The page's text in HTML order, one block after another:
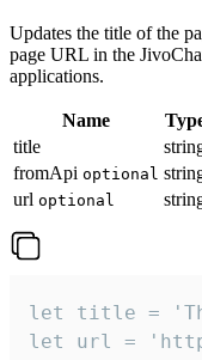
Updates the title of the
page URL in the
applications.
Name
title
fromApi optional
url optional
let title =
let url =